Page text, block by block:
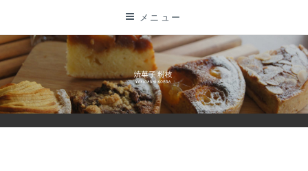
テ
ン
ツ
に
メニュー